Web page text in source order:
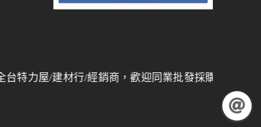
材行/經銷商，歡迎同業批發採購，量大另有折扣